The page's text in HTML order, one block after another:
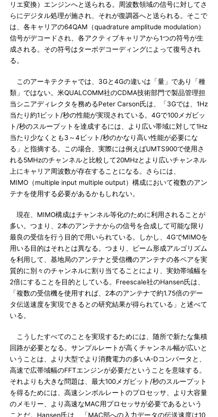
リエ変換）エンジンへと送られる。周波数領域の信号に対してさ
らにデジタル処理が施され、それが復調器へと送られる。そこで
は、各キャリアの64QAM（quadrature amplitude modulation）
信号がデコードされ、各アクティブキャリアから1つの符号が生
成される。その符号はターボデコーディングによって復号され
る。
このアーキテクチャでは、3Gと4Gの違いは「量」であり「種
類」ではない。米QUALCOMM社のCDMA技術部門で製品管理担
当シニアディレクタを務めるPeter Carson氏は、「3Gでは、1Hz
当たり約1ビット/秒の性能が実現されている。4Gで100メガビッ
ト/秒のスループットを達成するには、より広い帯域に対して1Hz
当たり少なくとも3～4ビット/秒のかなり高い性能が必要にな
る」と指摘する。この場合、実際には例えばUMTS900で使用さ
れる5MHzのチャンネルと比較して20MHzとより広いチャンネル
上にキャリア周波数が存在することになる。さらには、
MIMO（multiple input multiple output）構成において複数のアン
テナを使用する必要があるかもしれない。
現在、MIMO構成はチャンネル等化のために利用されることが
多い。つまり、2本のアンテナからの信号を合成して可能な限り
最良の受信を行う目的で用いられている。しかし、4GでMIMOを
用いる目的はそれとは異なる。つまり、ビーム形成アルゴリズム
を利用して、基地局のアンテナと受信機のアンテナの各ペアを実
質的に別々のチャンネルに割り当てることにより、実効帯域幅を
2倍にすることを目的としている。Freescale社のHansen氏は、
「複数の受信機を使用すれば、2本のアンテナで約1.75倍のデー
タ伝送速度を実現できるとの研究結果が得られている」と述べて
いる。
こうしたすべてのことを実現するためには、随所で新たな集積
回路が必要となる。サンプルレートが高くチャンネル幅が広いと
いうことは、より大型でより消費電力の多いA-Dコンバータと、
高速で広帯域幅のFFTエンジンが必要だということを意味する。
それよりも大きな問題は、最大100メガビット/秒のスループット
を得るためには、高速シンボルレートのプロセッサ、より大容量
のメモリー、より高速なMAC用プロセッサが必要であるという
ことだ。Hansen氏は、「MAC部への入力データの伝送速度は10